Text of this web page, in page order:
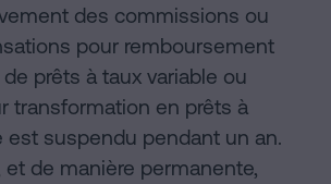
des commissions ou
pour remboursement
prêts à taux variable ou
transformation en prêts à
est suspendu pendant un an.
et de manière permanente,